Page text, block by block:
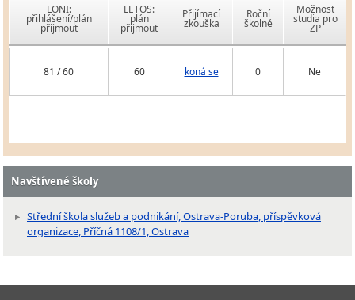
LONI:
přihlášení/plán
přijmout
LETOS:
plán
přijmout
Přijímací
zkouška
Roční
školné
Možnost
studia pro
ZP
81 / 60 60 koná se 0 Ne
Navštívené školy
Střední škola služeb a podnikání, Ostrava-Poruba, příspěvková
organizace, Příčná 1108/1, Ostrava